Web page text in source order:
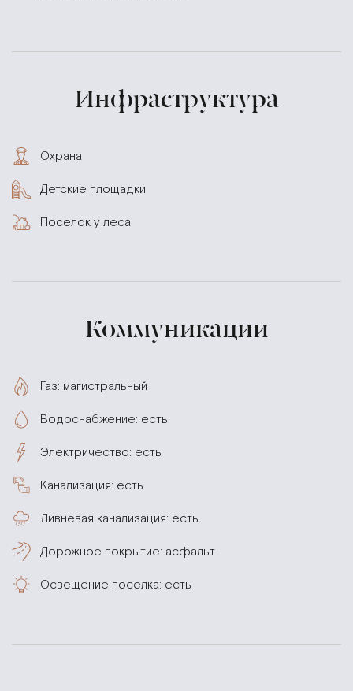
Инфраструктура
Охрана
Детские площадки
Поселок у леса
Коммуникации
Газ: магистральный
Водоснабжение: есть
Электричество: есть
Канализация: есть
Ливневая канализация: есть
Дорожное покрытие: асфальт
Освещение поселка: есть